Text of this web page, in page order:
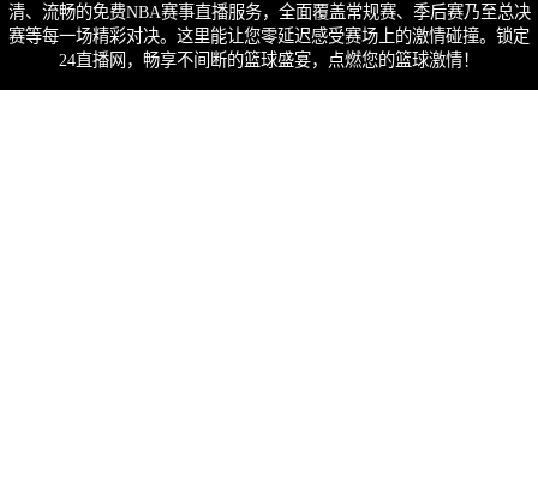
清、流畅的免费NBA赛事直播服务，全面覆盖常规赛、季后赛乃至总决
赛等每一场精彩对决。这里能让您零延迟感受赛场上的激情碰撞。锁定
24直播网，畅享不间断的篮球盛宴，点燃您的篮球激情！